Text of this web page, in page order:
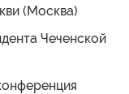
(Москва)
Чеченской